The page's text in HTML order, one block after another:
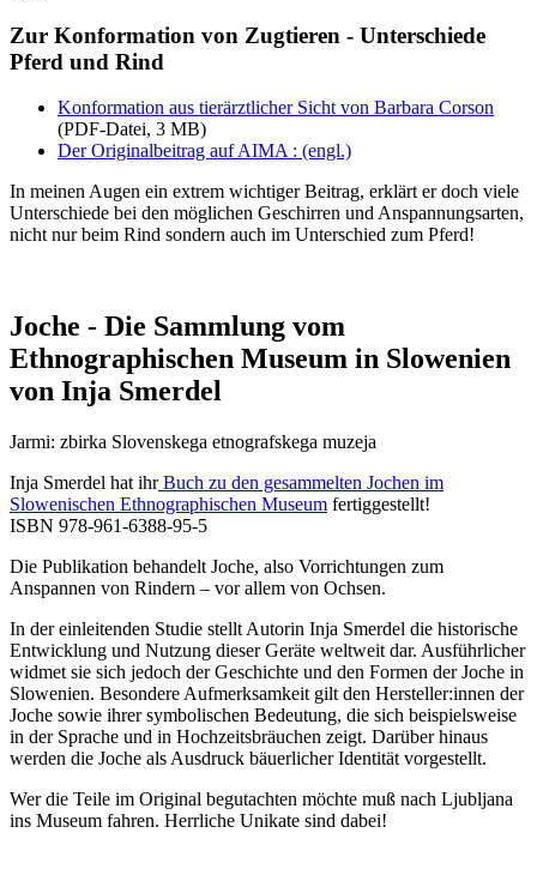
Zur Konformation von Zugtieren - Unterschiede
Pferd und Rind
Konformation aus tierärztlicher Sicht von Barbara Corson
(PDF-Datei, 3 MB)
Der Originalbeitrag auf AIMA : (engl.)
In meinen Augen ein extrem wichtiger Beitrag, erklärt er doch viele
Unterschiede bei den möglichen Geschirren und Anspannungsarten,
nicht nur beim Rind sondern auch im Unterschied zum Pferd!
Joche - Die Sammlung vom
Ethnographischen Museum in Slowenien
von Inja Smerdel
Jarmi: zbirka Slovenskega etnografskega muzeja
Inja Smerdel hat ihrBuch zu den gesammelten Jochen im
Slowenischen Ethnographischen Museum fertiggestellt!
ISBN 978-961-6388-95-5
Die Publikation behandelt Joche, also Vorrichtungen zum
Anspannen von Rindern – vor allem von Ochsen.
In der einleitenden Studie stellt Autorin Inja Smerdel die historische
Entwicklung und Nutzung dieser Geräte weltweit dar. Ausführlicher
widmet sie sich jedoch der Geschichte und den Formen der Joche in
Slowenien. Besondere Aufmerksamkeit gilt den Hersteller:innen der
Joche sowie ihrer symbolischen Bedeutung, die sich beispielsweise
in der Sprache und in Hochzeitsbräuchen zeigt. Darüber hinaus
werden die Joche als Ausdruck bäuerlicher Identität vorgestellt.
Wer die Teile im Original begutachten möchte muß nach Ljubljana
ins Museum fahren. Herrliche Unikate sind dabei!